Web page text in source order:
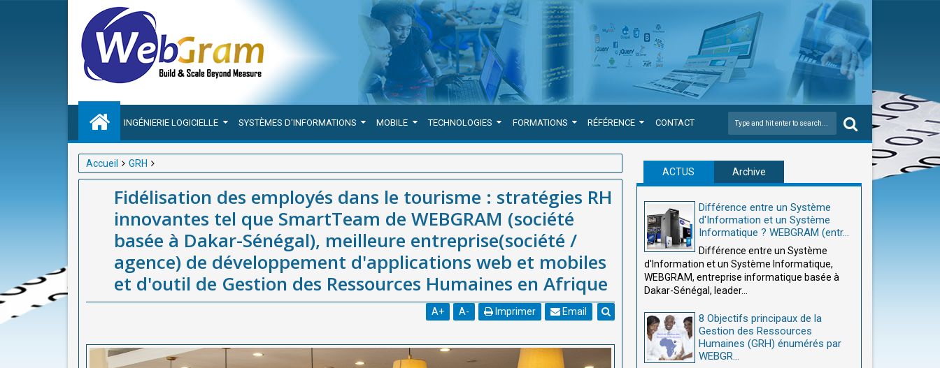
INGÉNIERIE LOGICIELLE SYSTÈMES D'INFORMATIONS MOBILE TECHNOLOGIES FORMATIONS RÉFÉRENCE CONTACT
Accueil
GRH
Fidélisation des employés dans le tourisme : stratégies RH innovantes tel que SmartTeam de WEBGRAM (société basée
à Dakar-Sénégal), meilleure entreprise(société / agence) de développement d'applications web et mobiles et d'outil de
Gestion des Ressources Humaines en Afrique
Fidélisation des employés dans le tourisme : stratégies RH
innovantes tel que SmartTeam de WEBGRAM (société
basée à Dakar-Sénégal), meilleure entreprise(société /
agence) de développement d'applications web et mobiles
et d'outil de Gestion des Ressources Humaines en Afrique
A+ A- Imprimer Email
ACTUS Archive
Différence entre un Système
d'Information et un Système
Informatique ? WEBGRAM (entr...
Différence entre un Système
d'Information et un Système Informatique,
WEBGRAM, entreprise informatique basée à
Dakar-Sénégal, leader...
8 Objectifs principaux de la
Gestion des Ressources
Humaines (GRH) énumérés par
WEBGR...